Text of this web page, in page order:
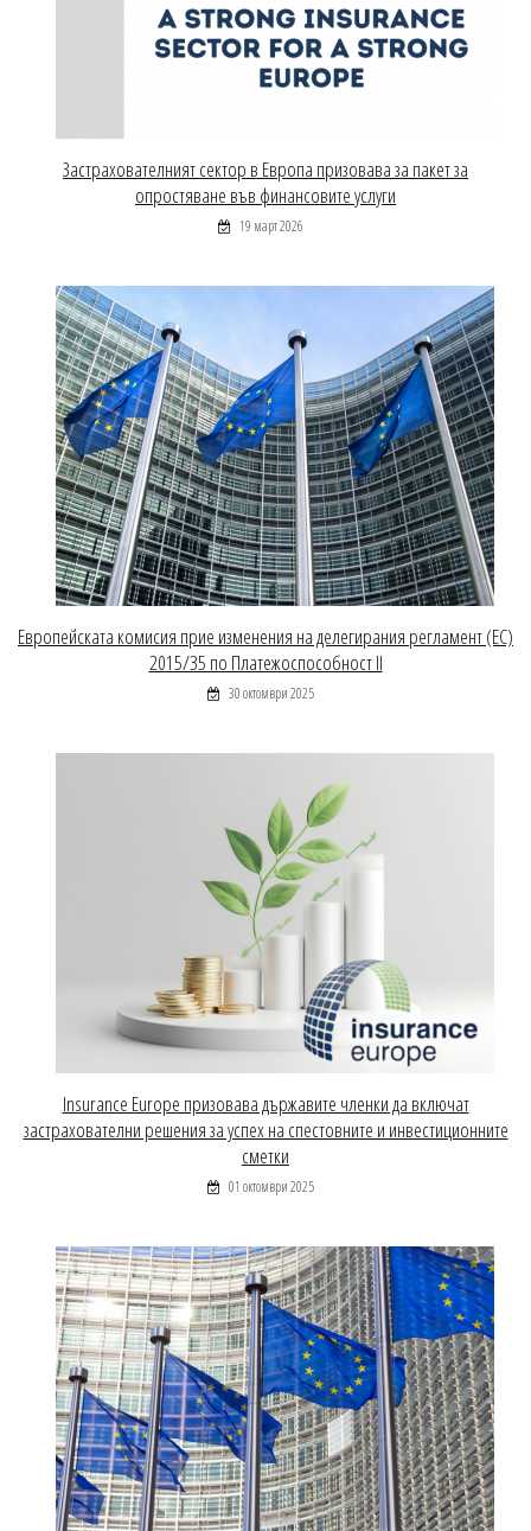
Застрахователният сектор в Европа призовава за пакет за
опростяване във финансовите услуги
19 март 2026
Европейската комисия прие изменения на делегирания регламент (ЕС)
2015/35 по Платежоспособност II
30 октомври 2025
Insurance Europe призовава държавите членки да включат
застрахователни решения за успех на спестовните и инвестиционните
сметки
01 октомври 2025